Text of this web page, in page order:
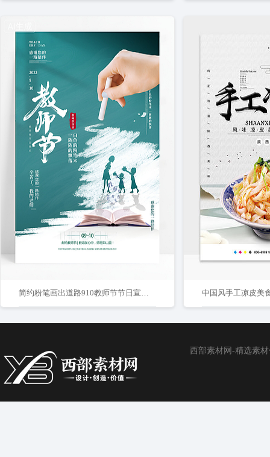
简约粉笔画出道路910教师节节日宣传海报教师节快乐设计 中国风手工凉皮美
西部素材网-精选素